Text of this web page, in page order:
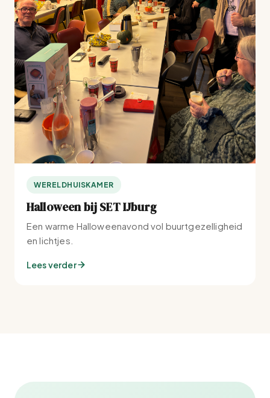
WERELDHUISKAMER
Halloween bij SET IJburg
Een warme Halloweenavond vol buurtgezelligheid
en lichtjes.
Lees verder